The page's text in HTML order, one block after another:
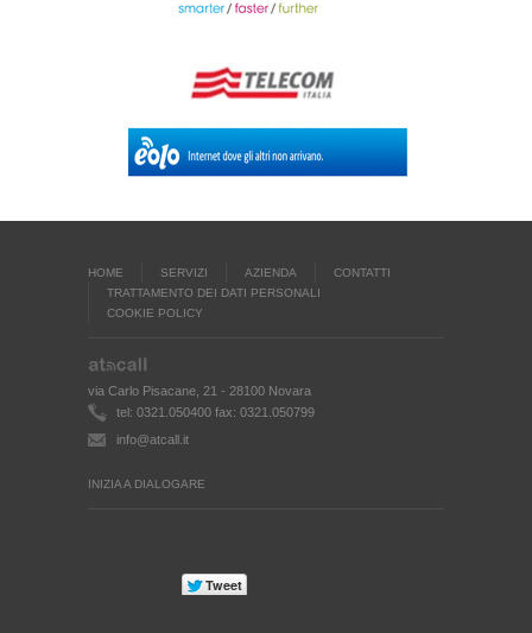
HOME SERVIZI AZIENDA
CONTATTI
TRATTAMENTO DEI DATI PERSONALI
COOKIE POLICY
via Carlo Pisacane, 21 - 28100 Novara
tel: 0321.050400 fax: 0321.050799
info@atcall.it
INIZIA A DIALOGARE